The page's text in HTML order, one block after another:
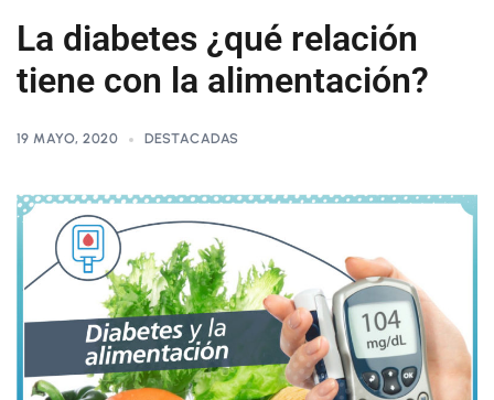
La diabetes ¿qué relación
tiene con la alimentación?
19 MAYO, 2020 DESTACADAS